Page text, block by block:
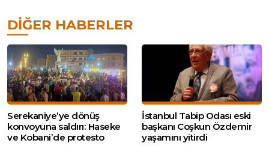
DIĞER HABERLER
Serekaniye’ye dönüş
konvoyuna saldırı: Haseke
ve Kobani’de protesto
İstanbul Tabip Odası eski
başkanı Coşkun Özdemir
yaşamını yitirdi